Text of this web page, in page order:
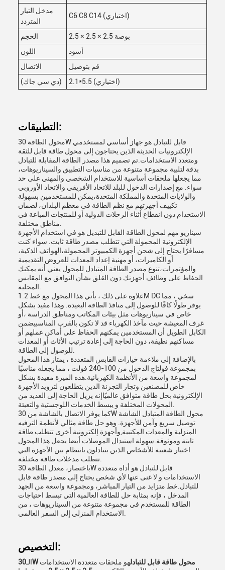
مدخل التيار
المتردد
C6 C8 C14 (اختياري)
الحجم
2.5 × 2.5 × 2.5 بوصة
اللون
أسود
الاتصال
قم بتوصيل
(دي سي جاك)
2.1*5.5 (اختياري)
التطبيقات:
محول الطاقة 30W قابل للتبادل هو جهاز أساسي لمستخدمي
الإلكترونيات الحديثة الذين يحتاجون إلى محول طاقة قابل للثقة
ومتعدد الاستخدامات.تم تصميم هذا مصدر الطاقة المقابلة للتبادل
بدقة لتلبية مجموعة متنوعة من مناسبات التطبيق والسيناريوهات،
مما يجعلها ملحقات أساسية للاستخدام الشخصي والمهني على حد
سواء. مع إصدارات الدخول للبلد للاتحاد الأفريقي والاتحاد الأوروبي
والولايات المتحدة والمملكة المتحدة،يمكن للمستخدمين بسهولة
تكييف أجهزتهم مع نظم الطاقة في معظم البلدان، لضمان
الاستخدام دون انقطاع أثناء الرحلات الدولية أو للمنتجات المباعة في
سيناريو مهم لمحول الطاقة القابل للتبديل هو في استخدام الأجهزة
الإلكترونية المحمولة التي تتطلب مصدر طاقة ثابت. سواء كنت
مسافرًا يحتاج إلى شحن أجهزة الكمبيوتر المحمولة،الهواتف الذكية،
أو الكاميرات، أو مهنية إعداد المعدات للعروض التقديمية
والمؤتمرات،تنوع مصدر الطاقة المتبادل للمحول يعني أنه يمكنك
الحفاظ على وظائف أجهزتك دون القلق بشأن التوافق مع المقابس
علاوة على ذلك ، يأتي هذا المحول مع خط 1.2M DC سخي ، مما
يوفر طولًا كافًا للوصول إلى منافذ الطاقة البعيدة. وهذا مفيد بشكل
خاص في سيناريوهات مثل بيئات المكاتب ومناطق الدراسة ،أو
غرف المعيشة حيث مآخذ الكهرباء قد لا تكون بالقرب المناسبيضمن
الكابل الطويل أن المستخدمين يمكنهم الحفاظ على أماكن عملهم أو
مساكنهم نظيفة، دون الحاجة إلى إعادة ترتيب الأثاث أو المعدات
بالإضافة إلى ملاءمة خيارات القابس المتعددة ، يمتاز هذا المحول
بمجموعة فولتاج الدخول من 100-240 فولت ، مما يجعله مناسبًا
لمجموعة واسعة من الأنظمة الكهربائية.هذه الميزة مفيدة بشكل
خاص للمصنعين وتجار التجزئة الذين يتطلعون لتزويد الأجهزة
الإلكترونية بحل طاقة متوافق عالميًاإنه يزيل الحاجة إلى العديد من
كما يوفر الاتصال بالشاشة من 30W محول الطاقة المتبادل الشاشة
توصيل سريع وآمن للأجهزة. وهو حل طاقة مثالي لأنظمة الترفيه
المنزلية والمعدات المكتبية,وأجهزة إلكترونية أخرى تتطلب طاقة
ثابتة وموثوقة.سهولة استبدال الموصلات أيضا يجعل هذا المحول
اختيار شعبية للأشخاص الذين يتبادلون بانتظام بين الأجهزة التي
باختصار، معدل الطاقة 30W قابل للتبادل هو أداة متعددة
الاستخدامات و لا غنى عنها لأي شخص يحتاج إلى مصدر طاقة قابل
للتبادل.خط متزايد من التيار المباشر، ومجموعة واسعة من الجهد
المدخل ، فإنه بمثابة حل للطاقة العالمية التي تبسط احتياجات
الطاقة للمستخدم في مجموعة متنوعة من السيناريوهات ، من
التخصيص:
الـ 30W محول طاقة قابل للتبادلهو ملحقات متعددة الاستخدامات